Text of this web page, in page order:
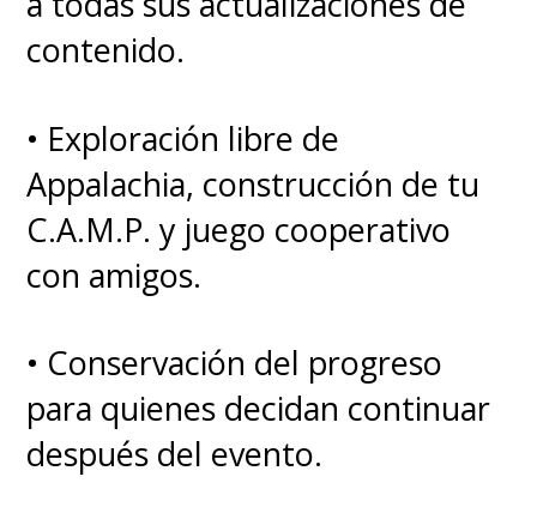
contenido.
• Exploración libre de
Appalachia, construcción de tu
C.A.M.P. y juego cooperativo
con amigos.
• Conservación del progreso
para quienes decidan continuar
después del evento.